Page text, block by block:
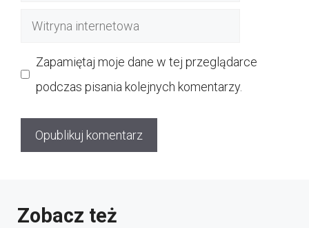
Witryna
Zapamiętaj moje dane w tej przeglądarce
podczas pisania kolejnych komentarzy.
Zobacz też